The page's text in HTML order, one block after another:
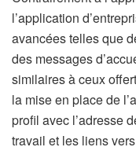
l’application
avancées telles que
des messages
similaires à ceux
la mise en place de
profil avec l’adresse
travail et les liens